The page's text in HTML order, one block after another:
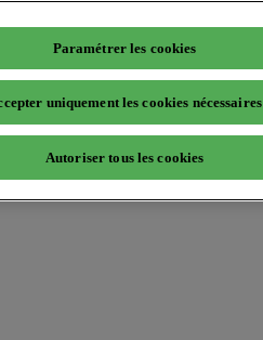
Paramétrer les cookies
uniquement les cookies nécessaires
Autoriser tous les cookies